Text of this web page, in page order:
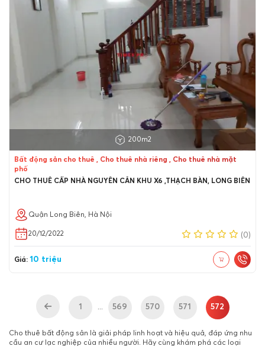
200m2
Bất động sản cho thuê , Cho thuê nhà riêng , Cho thuê nhà mặt
phố
CHO THUÊ CẤP NHÀ NGUYÊN CĂN KHU X6 ,THẠCH BÀN, LONG BIÊN
Quận Long Biên, Hà Nội
20/12/2022 (0)
Giá: 10 triệu
1 ... 569 570 571 572
Cho thuê bất động sản là giải pháp linh hoạt và hiệu quả, đáp ứng nhu
cầu an cư lạc nghiệp của nhiều người. Hãy cùng khám phá các loại